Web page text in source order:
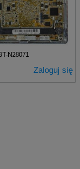
N28071
Zaloguj się